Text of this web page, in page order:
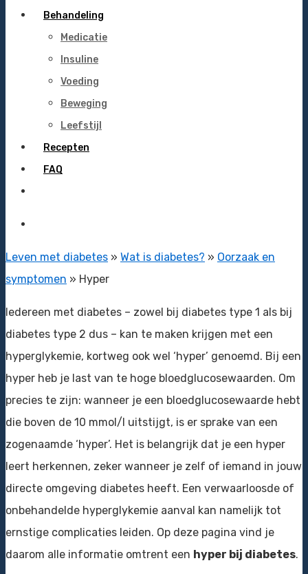
Behandeling
Medicatie
Insuline
Voeding
Beweging
Leefstijl
Recepten
FAQ
Leven met diabetes » Wat is diabetes? » Oorzaak en
symptomen » Hyper
Iedereen met diabetes – zowel bij diabetes type 1 als bij
diabetes type 2 dus – kan te maken krijgen met een
hyperglykemie, kortweg ook wel ‘hyper’ genoemd. Bij een
hyper heb je last van te hoge bloedglucosewaarden. Om
precies te zijn: wanneer je een bloedglucosewaarde hebt
die boven de 10 mmol/l uitstijgt, is er sprake van een
zogenaamde ‘hyper’. Het is belangrijk dat je een hyper
leert herkennen, zeker wanneer je zelf of iemand in jouw
directe omgeving diabetes heeft. Een verwaarloosde of
onbehandelde hyperglykemie aanval kan namelijk tot
ernstige complicaties leiden. Op deze pagina vind je
daarom alle informatie omtrent een hyper bij diabetes.